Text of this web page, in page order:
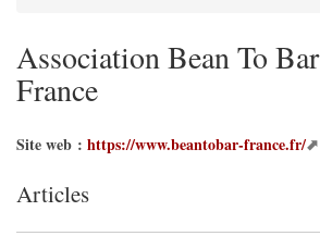
Association Bean To Bar
France
Site web : https://www.beantobar-france.fr/
Articles